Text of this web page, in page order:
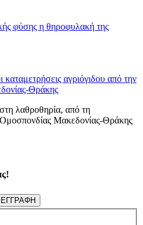
φύσης η θηροφυλακή της
καταμετρήσεις αγριόγιδου από την
Θράκης
λαθροθηρία, από τη
Μακεδονίας-Θράκης